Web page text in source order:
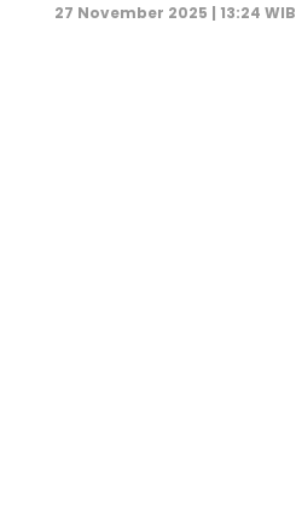
27 November 2025 | 13:24 WIB